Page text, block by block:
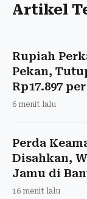
Artikel
Rupiah
Pekan,
Rp17.897
6 menit lalu
Perda
Disahkan,
Jamu di
16 menit lalu